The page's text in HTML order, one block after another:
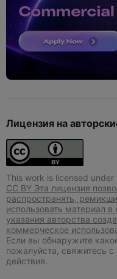
Лицензия на
This work is licensed
CC BY Эта лицензия
распространять,
использовать материал
указания авторства
коммерческое
Если вы обнаружите
пожалуйста, свяжитесь
действия.